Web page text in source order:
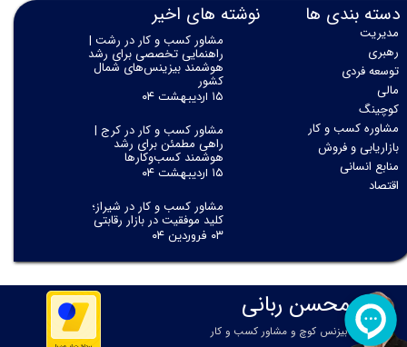
نوشته های اخیر
مشاور کسب و کار در رشت |
راهنمایی تخصصی برای رشد
هوشمند بیزینس‌های شمال
کشور
۱۵ اردیبهشت ۰۴
مشاور کسب و کار در کرج |
راهی مطمئن برای رشد
هوشمند کسب‌وکارها
۱۵ اردیبهشت ۰۴
مشاور کسب و کار در شیراز؛
کلید موفقیت در بازار رقابتی
۰۳ فروردین ۰۴
دسته بندی ها
مدیریت
رهبری
توسعه فردی
مالی
کوچینگ
مشاوره کسب و کار
بازاریابی و فروش
منابع انسانی
اقتصاد
محسن ربانی
بیزنس کوچ و مشاور کسب و کار